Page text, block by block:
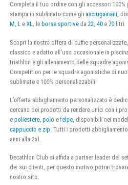
Completa il tuo ordine con gli accessori
stampa in sublimato come gli asciugamani,
M, L e XL, le borse sportive da 22, 40 e 70 litri.
Scopri la nostra offera di cuffie
classico e adatto all’uso occasionale in
triathlon e gli allenamento delle squadre
Competition per le squadre agonistiche di
sublimate e 100% personalizzabili
L’offerta abbigliamento personalizzato è
cercano dei prodotti da rendere unici con i
e poliestere polo e felpe , disponibili nei
cappuccio e zip . Tutti i prodotti
anni alla 2xl.
Decathlon Club si affida a partner leader del
dei sui clienti, per questo motivo potrai
nostro sito.